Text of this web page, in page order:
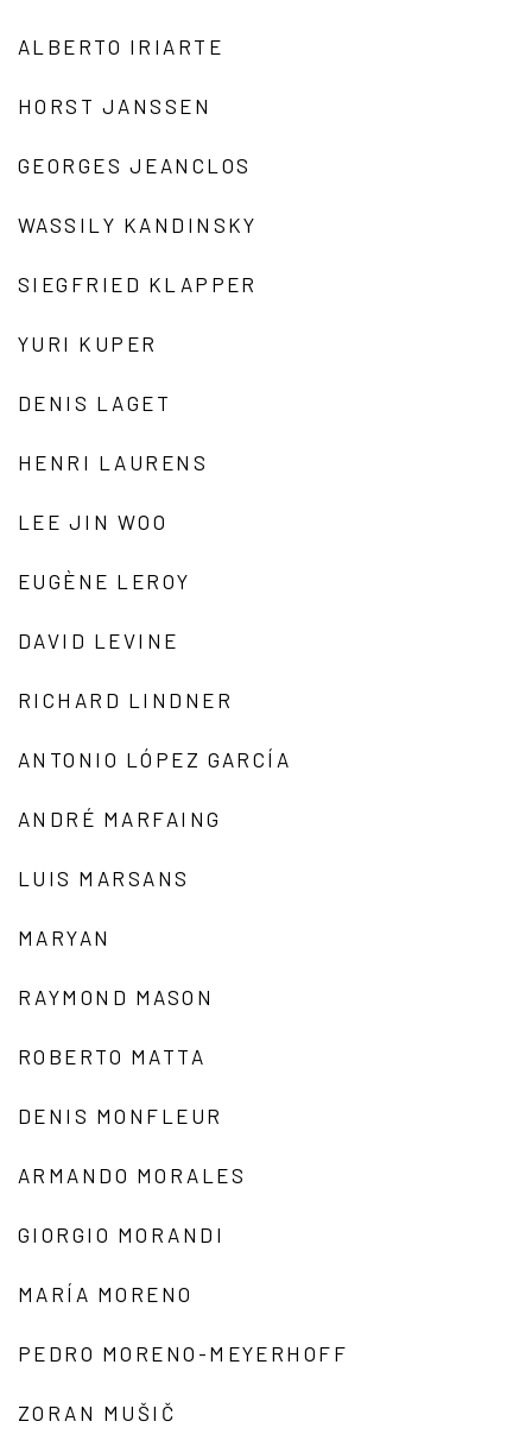
ALBERTO IRIARTE
HORST JANSSEN
GEORGES JEANCLOS
WASSILY KANDINSKY
SIEGFRIED KLAPPER
YURI KUPER
DENIS LAGET
HENRI LAURENS
LEE JIN WOO
EUGÈNE LEROY
DAVID LEVINE
RICHARD LINDNER
ANTONIO LÓPEZ GARCÍA
ANDRÉ MARFAING
LUIS MARSANS
MARYAN
RAYMOND MASON
ROBERTO MATTA
DENIS MONFLEUR
ARMANDO MORALES
GIORGIO MORANDI
MARÍA MORENO
PEDRO MORENO-MEYERHOFF
ZORAN MUŠIČ